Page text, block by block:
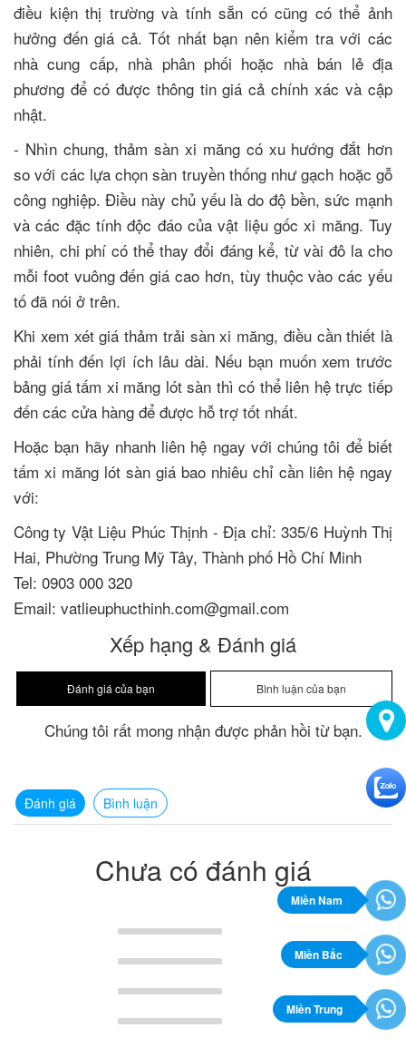
điều kiện thị trường và tính sẵn có cũng có thể ảnh
hưởng đến giá cả. Tốt nhất bạn nên kiểm tra với các
nhà cung cấp, nhà phân phối hoặc nhà bán lẻ địa
phương để có được thông tin giá cả chính xác và cập
nhật.
- Nhìn chung, thảm sàn xi măng có xu hướng đắt hơn
so với các lựa chọn sàn truyền thống như gạch hoặc gỗ
công nghiệp. Điều này chủ yếu là do độ bền, sức mạnh
và các đặc tính độc đáo của vật liệu gốc xi măng. Tuy
nhiên, chi phí có thể thay đổi đáng kể, từ vài đô la cho
mỗi foot vuông đến giá cao hơn, tùy thuộc vào các yếu
tố đã nói ở trên.
Khi xem xét giá thảm trải sàn xi măng, điều cần thiết là
phải tính đến lợi ích lâu dài. Nếu bạn muốn xem trước
bảng giá tấm xi măng lót sàn thì có thể liên hệ trực tiếp
đến các cửa hàng để được hỗ trợ tốt nhất.
Hoặc bạn hãy nhanh liên hệ ngay với chúng tôi để biết
tấm xi măng lót sàn giá bao nhiêu chỉ cần liên hệ ngay
với:
Công ty Vật Liệu Phúc Thịnh - Địa chỉ: 335/6 Huỳnh Thị
Hai, Phường Trung Mỹ Tây, Thành phố Hồ Chí Minh
Tel: 0903 000 320
Email: vatlieuphucthinh.com@gmail.com
Xếp hạng & Đánh giá
Chúng tôi rất mong nhận được phản hồi từ bạn.
Đánh giá Bình luận
Chưa có đánh giá
Miền Nam
Miền Bắc
Miền Trung